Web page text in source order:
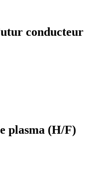
conducteur
plasma (H/F)